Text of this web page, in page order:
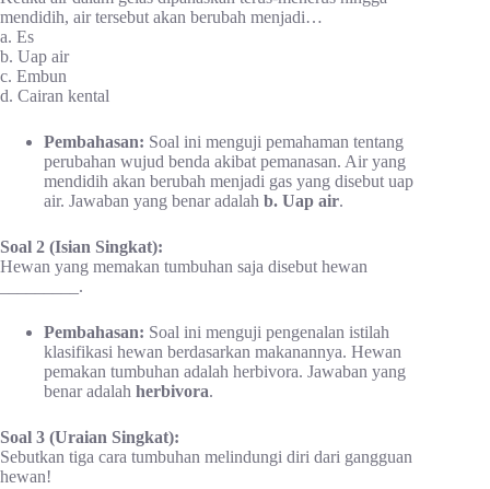
mendidih, air tersebut akan berubah menjadi…
a. Es
b. Uap air
c. Embun
d. Cairan kental
Pembahasan: Soal ini menguji pemahaman tentang
perubahan wujud benda akibat pemanasan. Air yang
mendidih akan berubah menjadi gas yang disebut uap
air. Jawaban yang benar adalah b. Uap air.
Soal 2 (Isian Singkat):
Hewan yang memakan tumbuhan saja disebut hewan
_________.
Pembahasan: Soal ini menguji pengenalan istilah
klasifikasi hewan berdasarkan makanannya. Hewan
pemakan tumbuhan adalah herbivora. Jawaban yang
benar adalah herbivora.
Soal 3 (Uraian Singkat):
Sebutkan tiga cara tumbuhan melindungi diri dari gangguan
hewan!